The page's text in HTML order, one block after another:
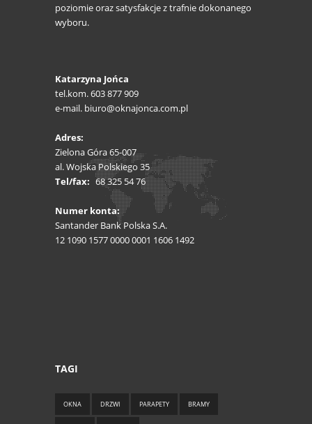
poziomie oraz satysfakcje z trafnie dokonanego
wyboru.
Katarzyna Jońca
tel.kom. 603 877 909
e-mail. biuro@oknajonca.com.pl
Adres:
Zielona Góra 65-007
al. Wojska Polskiego 35
Tel/fax: 68 325 54 76
Numer konta:
Santander Bank Polska S.A.
12 1090 1577 0000 0001 1606 1492
TAGI
OKNA DRZWI PARAPETY BRAMY